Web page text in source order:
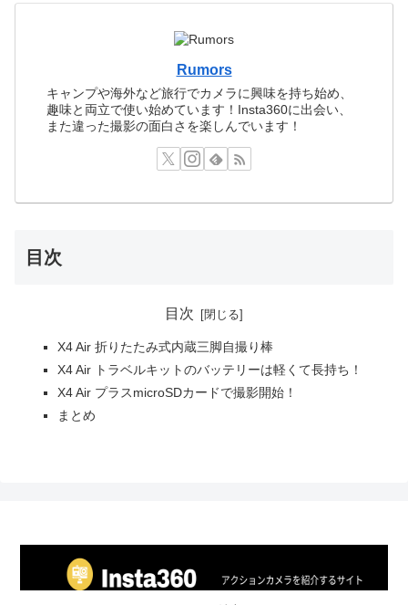
Rumors
キャンプや海外など旅行でカメラに興味を持ち始め、
趣味と両立で使い始めています！Insta360に出会い、
また違った撮影の面白さを楽しんでいます！
目次
目次
X4 Air 折りたたみ式内蔵三脚自撮り棒
X4 Air トラベルキットのバッテリーは軽くて長持ち！
X4 Air プラスmicroSDカードで撮影開始！
まとめ